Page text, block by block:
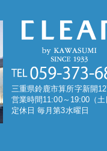
三重県鈴鹿市算所字新開
営業時間11:00～19:00（土
定休日 毎月第3水曜日